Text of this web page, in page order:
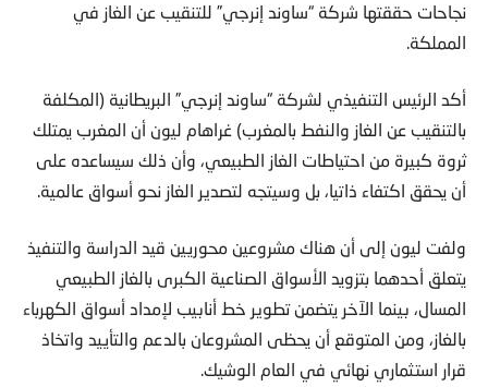
نجاحات حققتها شركة “ساوند إنرجي” للتنقيب عن الغاز في
المملكة.
أكد الرئيس التنفيذي لشركة “ساوند إنرجي” البريطانية (المكلفة
بالتنقيب عن الغاز والنفط بالمغرب) غراهام ليون أن المغرب يمتلك
ثروة كبيرة من احتياطات الغاز الطبيعي، وأن ذلك سيساعده على
أن يحقق اكتفاء ذاتيا، بل وسيتجه لتصدير الغاز نحو أسواق عالمية.
ولفت ليون إلى أن هناك مشروعين محوريين قيد الدراسة والتنفيذ
يتعلق أحدهما بتزويد الأسواق الصناعية الكبرى بالغاز الطبيعي
المسال، بينما الآخر يتضمن تطوير خط أنابيب لإمداد أسواق الكهرباء
بالغاز، ومن المتوقع أن يحظى المشروعان بالدعم والتأييد واتخاذ
قرار استثماري نهائي في العام الوشيك.